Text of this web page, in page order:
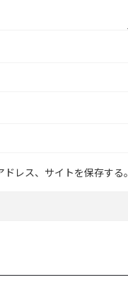
レス、サイトを保存する。